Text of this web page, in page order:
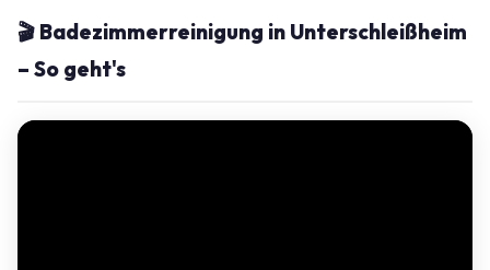
🎬 Badezimmerreinigung in Unterschleißheim
– So geht's